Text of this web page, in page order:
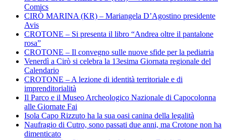
Comics
CIRÒ MARINA (KR) – Mariangela D’Agostino presidente
Avis
CROTONE – Si presenta il libro “Andrea oltre il pantalone
rosa”
CROTONE – Il convegno sulle nuove sfide per la pediatria
Venerdì a Cirò si celebra la 13esima Giornata regionale del
Calendario
CROTONE – A lezione di identità territoriale e di
imprenditorialità
Il Parco e il Museo Archeologico Nazionale di Capocolonna
alle Giornate Fai
Isola Capo Rizzuto ha la sua oasi canina della legalità
Naufragio di Cutro, sono passati due anni, ma Crotone non ha
dimenticato